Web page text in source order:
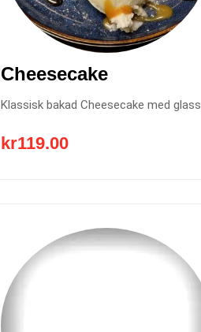
Cheesecake
Klassisk bakad Cheesecake med glass
kr119.00